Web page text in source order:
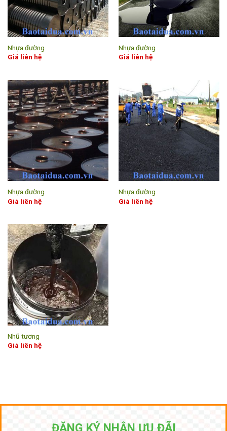
Nhựa đường
Giá liên hệ
Nhựa đường
Giá liên hệ
Nhựa đường
Giá liên hệ
Nhựa đường
Giá liên hệ
Nhũ tương
Giá liên hệ
ĐĂNG KÝ NHẬN ƯU ĐÃI